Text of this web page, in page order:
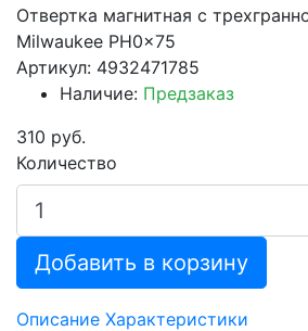
Отвертка магнитная с
Milwaukee PH0x75
Артикул: 4932471785
Наличие: Предзаказ
310 руб.
Количество
Добавить в корзину
Описание Характеристики